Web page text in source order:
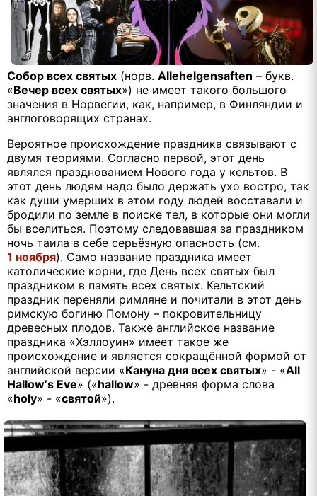
Собор всех святых (норв. Allehelgensaften – букв.
«Вечер всех святых») не имеет такого большого
значения в Норвегии, как, например, в Финляндии и
англоговорящих странах.
Вероятное происхождение праздника связывают с
двумя теориями. Согласно первой, этот день
являлся празднованием Нового года у кельтов. В
этот день людям надо было держать ухо востро, так
как души умерших в этом году людей восставали и
бродили по земле в поиске тел, в которые они могли
бы вселиться. Поэтому следовавшая за праздником
ночь таила в себе серьёзную опасность (см.
1 ноября). Само название праздника имеет
католические корни, где День всех святых был
праздником в память всех святых. Кельтский
праздник переняли римляне и почитали в этот день
римскую богиню Помону – покровительницу
древесных плодов. Также английское название
праздника «Хэллоуин» имеет такое же
происхождение и является сокращённой формой от
английской версии «Кануна дня всех святых» - «All
Hallow’s Eve» («hallow» - древняя форма слова
«holy» - «святой»).